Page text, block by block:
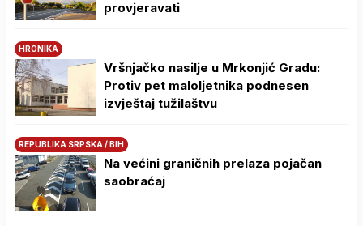
provjeravati
HRONIKA
Vršnjačko nasilje u Mrkonjić Gradu:
Protiv pet maloljetnika podnesen
izvještaj tužilaštvu
REPUBLIKA SRPSKA / BIH
Na većini graničnih prelaza pojačan
saobraćaj